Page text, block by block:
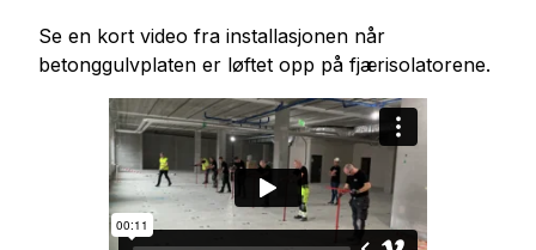
Se en kort video fra installasjonen når
betonggulvplaten er løftet opp på fjærisolatorene.